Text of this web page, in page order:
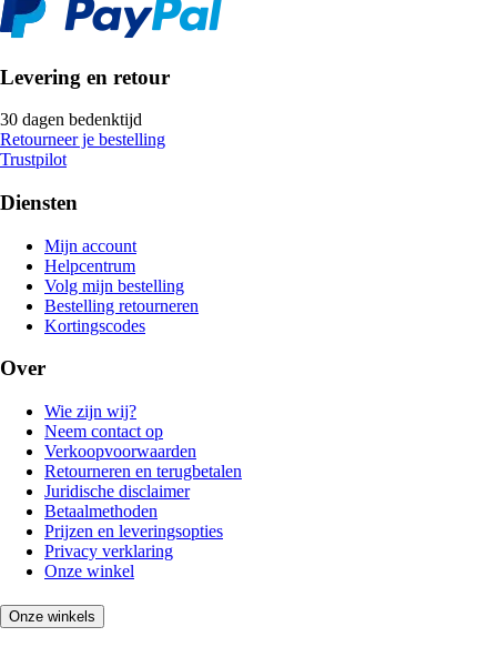
Levering en retour
30 dagen bedenktijd
Retourneer je bestelling
Trustpilot
Diensten
Mijn account
Helpcentrum
Volg mijn bestelling
Bestelling retourneren
Kortingscodes
Over
Wie zijn wij?
Neem contact op
Verkoopvoorwaarden
Retourneren en terugbetalen
Juridische disclaimer
Betaalmethoden
Prijzen en leveringsopties
Privacy verklaring
Onze winkel
Onze winkels